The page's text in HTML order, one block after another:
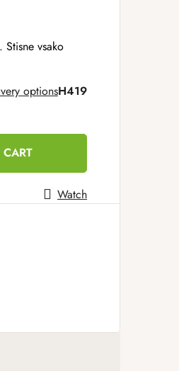
vsako
optionsH419
Watch